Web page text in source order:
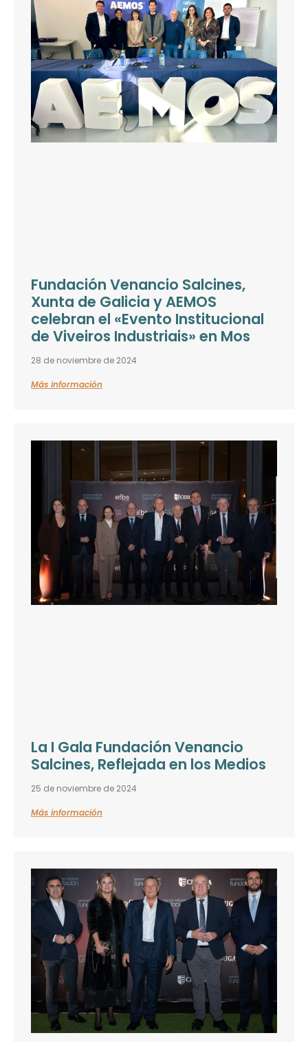
Fundación Venancio Salcines,
Xunta de Galicia y AEMOS
celebran el «Evento Institucional
de Viveiros Industriais» en Mos
28 de noviembre de 2024
Más información
La I Gala Fundación Venancio
Salcines, Reflejada en los Medios
25 de noviembre de 2024
Más información